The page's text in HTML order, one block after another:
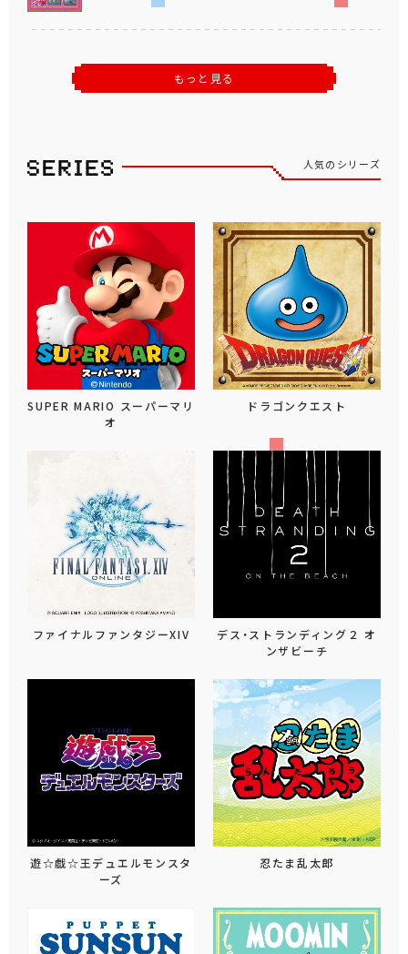
もっと見る
人気のシリーズ
SUPER MARIO スーパーマリ
オ
ドラゴンクエスト
ファイナルファンタジーXIV
デス・ストランディング２ オ
ンザビーチ
遊☆戯☆王デュエルモンスタ
ーズ
忍たま乱太郎